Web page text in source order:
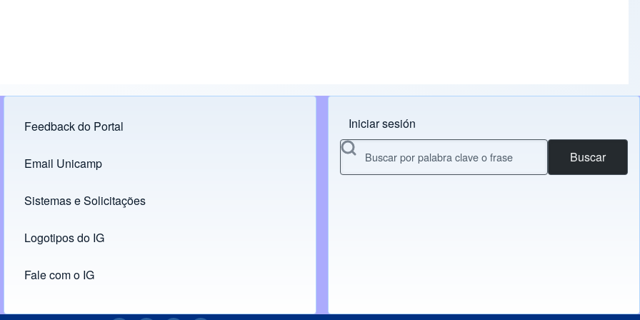
Footer menu
Feedback do Portal
Links
Email Unicamp
(opens in new tab)
Sistemas e Solicitações
(opens in new tab)
Logotipos do IG
(opens in new tab)
Fale com o IG
Menu do usuário
Iniciar sesión
Buscar